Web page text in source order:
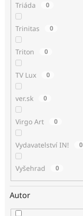
Triáda 0
Trinitas 0
Triton 0
TV Lux 0
ver.sk 0
Virgo Art 0
Vydavatelství IN! 0
Vyšehrad 0
Autor